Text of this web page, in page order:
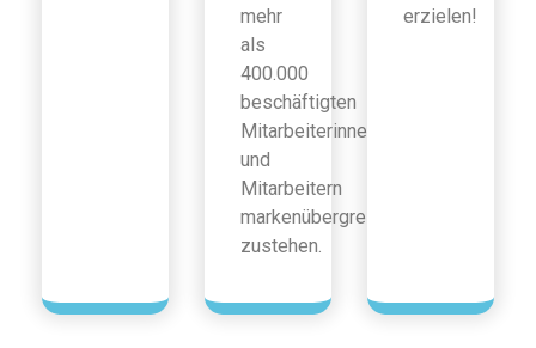
mehr
als
400.000
beschäftigten
Mitarbeiterinnen
und
Mitarbeitern
markenübergreifend
zustehen.
erzielen!